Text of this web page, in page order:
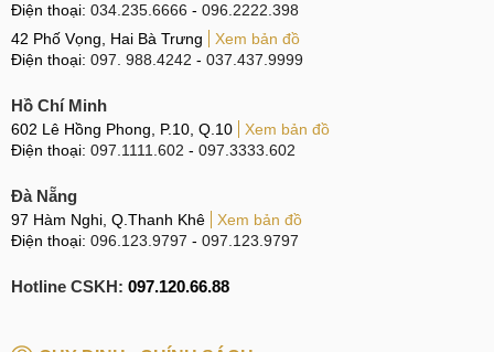
Điện thoại: 034.235.6666 - 096.2222.398
42 Phố Vọng, Hai Bà Trưng
Xem bản đồ
Điện thoại: 097. 988.4242 - 037.437.9999
Hồ Chí Minh
602 Lê Hồng Phong, P.10, Q.10
Xem bản đồ
Điện thoại: 097.1111.602 - 097.3333.602
Đà Nẵng
97 Hàm Nghi, Q.Thanh Khê
Xem bản đồ
Điện thoại: 096.123.9797 - 097.123.9797
Hotline CSKH: 097.120.66.88